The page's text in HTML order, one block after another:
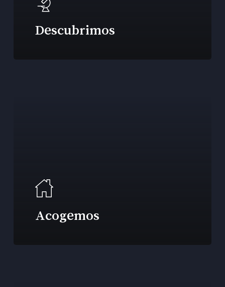
Descubrimos
Acogemos